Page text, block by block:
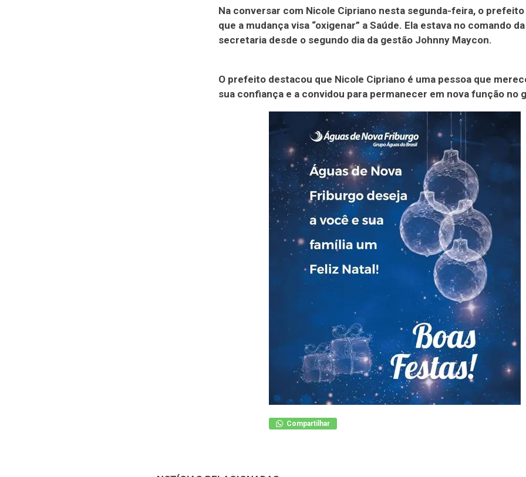
Na conversar com Nicole Cipriano nesta segunda-feira, o
que a mudança visa “oxigenar” a Saúde. Ela estava no comando da
secretaria desde o segundo dia da gestão Johnny Maycon.
O prefeito destacou que Nicole Cipriano é uma pessoa que
sua confiança e a convidou para permanecer em nova função no
Compartilhar